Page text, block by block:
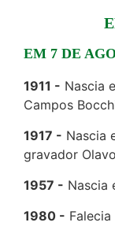
EM 7 DE
1911
Nascia
Campos
1917
Nascia
gravador
1957
Nascia
1980